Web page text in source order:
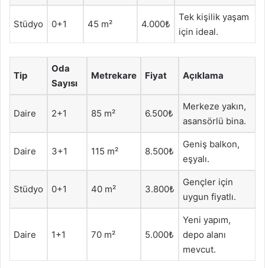
Stüdyo 0+1 45 m² 4.000₺
Tek kişilik yaşam
için ideal.
Tip
Oda
Sayısı
Metrekare Fiyat Açıklama
Daire 2+1 85 m² 6.500₺
Merkeze yakın,
asansörlü bina.
Daire 3+1 115 m² 8.500₺
Geniş balkon,
eşyalı.
Stüdyo 0+1 40 m² 3.800₺
Gençler için
uygun fiyatlı.
Daire 1+1 70 m² 5.000₺
Yeni yapım,
depo alanı
mevcut.